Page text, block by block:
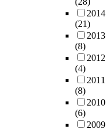
2014
(21)
2013
(8)
2012
(4)
2011
(8)
2010
(6)
2009